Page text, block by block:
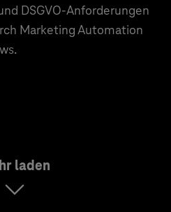
DSGVO-Anforderungen
Marketing Automation
laden